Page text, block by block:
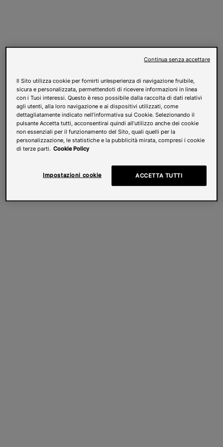
Il Sito utilizza cookie per fornirti un’esperienza di navigazione fruibile,
sicura e personalizzata, permettendoti di ricevere informazioni in linea
con i Tuoi interessi. Questo è reso possibile dalla raccolta di dati relativi
agli utenti, alla loro navigazione e ai dispositivi utilizzati, come
dettagliatamente indicato nell’informativa sui Cookie. Selezionando il
pulsante Accetta tutti, acconsentirai quindi all’utilizzo anche dei cookie
non essenziali per il funzionamento del Sito, quali quelli per la
personalizzazione, le statistiche e la pubblicità mirata, compresi i cookie
di terze parti. Cookie Policy
Impostazioni cookie ACCETTA TUTTI
Continua senza accettare